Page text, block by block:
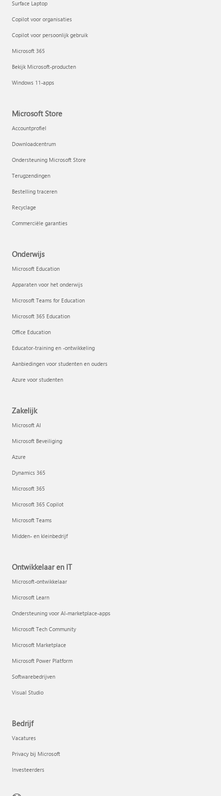
Surface Laptop
Copilot voor organisaties
Copilot voor persoonlijk gebruik
Microsoft 365
Bekijk Microsoft-producten
Windows 11-apps
Microsoft Store
Accountprofiel
Downloadcentrum
Ondersteuning Microsoft Store
Terugzendingen
Bestelling traceren
Recyclage
Commerciële garanties
Onderwijs
Microsoft Education
Apparaten voor het onderwijs
Microsoft Teams for Education
Microsoft 365 Education
Office Education
Educator-training en -ontwikkeling
Aanbiedingen voor studenten en ouders
Azure voor studenten
Zakelijk
Microsoft AI
Microsoft Beveiliging
Azure
Dynamics 365
Microsoft 365
Microsoft 365 Copilot
Microsoft Teams
Midden- en kleinbedrijf
Ontwikkelaar en IT
Microsoft-ontwikkelaar
Microsoft Learn
Ondersteuning voor AI-marketplace-apps
Microsoft Tech Community
Microsoft Marketplace
Microsoft Power Platform
Softwarebedrijven
Visual Studio
Bedrijf
Vacatures
Privacy bij Microsoft
Investeerders